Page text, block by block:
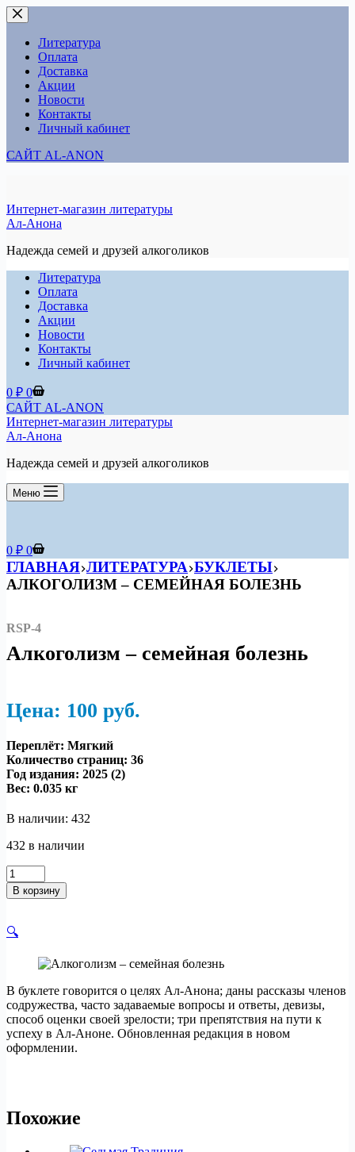
Перейти
к
сути
Литература
Оплата
Доставка
Акции
Новости
Контакты
Личный кабинет
САЙТ AL-ANON
Интернет-магазин литературы
Ал-Анона
Надежда семей и друзей алкоголиков
Литература
Оплата
Доставка
Акции
Новости
Контакты
Личный кабинет
Корзина
0 ₽ 0
САЙТ AL-ANON
Интернет-магазин литературы
Ал-Анона
Надежда семей и друзей алкоголиков
Меню
Корзина
0 ₽ 0
ГЛАВНАЯ ЛИТЕРАТУРА БУКЛЕТЫ
АЛКОГОЛИЗМ – СЕМЕЙНАЯ БОЛЕЗНЬ
🔍
В буклете говорится о целях Ал-Анона; даны рассказы членов
содружества, часто задаваемые вопросы и ответы, девизы,
способ оценки своей зрелости; три препятствия на пути к
успеху в Ал-Аноне. Обновленная редакция в новом
оформлении.
RSP-4
Алкоголизм – семейная болезнь
Цена: 100 руб.
Переплёт: Мягкий
Количество страниц: 36
Год издания: 2025 (2)
Вес: 0.035 кг
В наличии: 432
432 в наличии
Количество
товара
Алкоголизм
семейная
В корзину
Похожие